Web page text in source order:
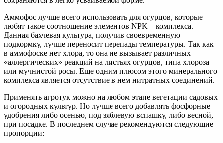
Аммофос лучше всего использовать для огурцов, которые
любят такое соотношение элементов NPK – комплекса.
Данная бахчевая культура, получив своевременную
подкормку, лучше переносит перепады температуры. Так как
в аммофоске нет хлора, то она не вызывает различных
«аллергических» реакций на листьях огурцов, типа хлороза
или мучнистой росы. Еще одним плюсом этого минерального
комплекса является отсутствие в нем нитратных соединений.
Применять агротук можно на любом этапе вегетации садовых
и огородных культур. Но лучше всего добавлять фосфорные
удобрения либо осенью, под зяблевую вспашку, либо весной,
при посадке. В последнем случае рекомендуются следующие
пропорции: